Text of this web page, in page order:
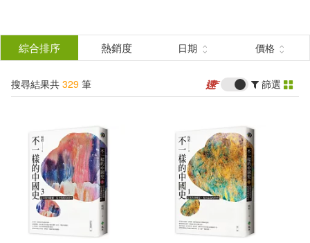
結
分類 (單選)
所有商品(329) 圖書(252)
電子書(72)
作者 (可複選)
綜合排序 熱銷度 日期 價格
搜尋結果共 329 筆 篩選